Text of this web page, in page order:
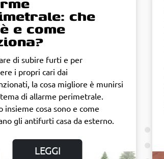
che
e come
di subire furti e per
i propri cari dai
la cosa migliore è munirsi
di allarme perimetrale.
insieme cosa sono e come
gli antifurti casa da esterno.
LEGGI